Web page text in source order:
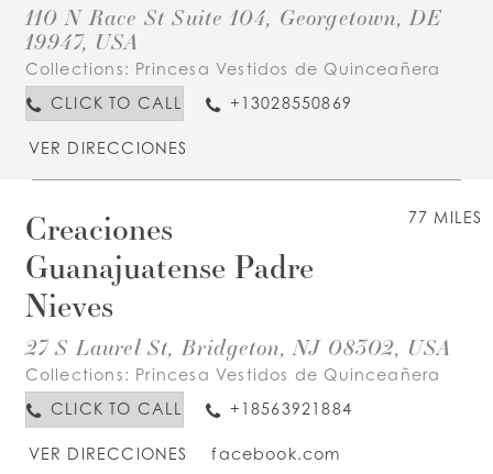
110 N Race St Suite 104, Georgetown, DE
19947, USA
Collections: Princesa Vestidos de Quinceañera
CLICK TO CALL
+13028550869
VER DIRECCIONES
77 MILES
Creaciones
Guanajuatense Padre
Nieves
27 S Laurel St, Bridgeton, NJ 08302, USA
Collections: Princesa Vestidos de Quinceañera
CLICK TO CALL
+18563921884
VER DIRECCIONES facebook.com